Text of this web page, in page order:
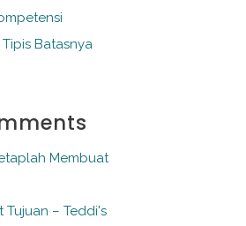
Batasnya
Membuat
Tujuan – Teddi's